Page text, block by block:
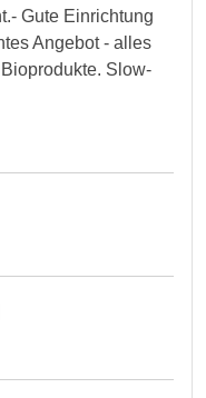
Gute Einrichtung
Angebot - alles
Slow-